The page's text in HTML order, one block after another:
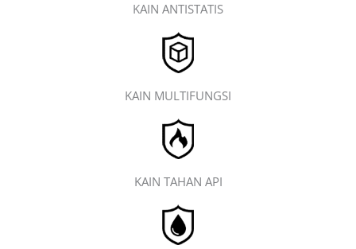
KAIN ANTISTATIS
KAIN MULTIFUNGSI
KAIN TAHAN API